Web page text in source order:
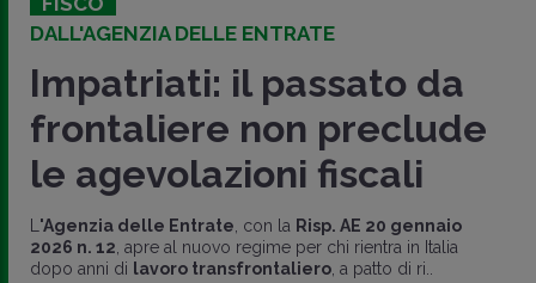
DALL'AGENZIA DELLE ENTRATE
Impatriati: il passato da
frontaliere non preclude
le agevolazioni fiscali
'Agenzia delle Entrate , con la Risp. AE 20 gennaio
2026 n. 12 , apre al nuovo regime per chi rientra in Italia
dopo anni di lavoro transfrontaliero , a patto di ri..